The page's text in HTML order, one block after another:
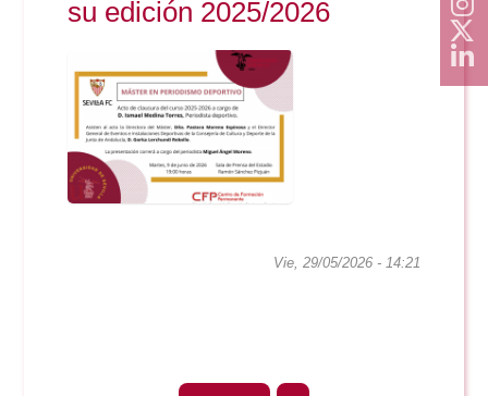
su edición 2025/2026
Vie, 29/05/2026 - 14:21